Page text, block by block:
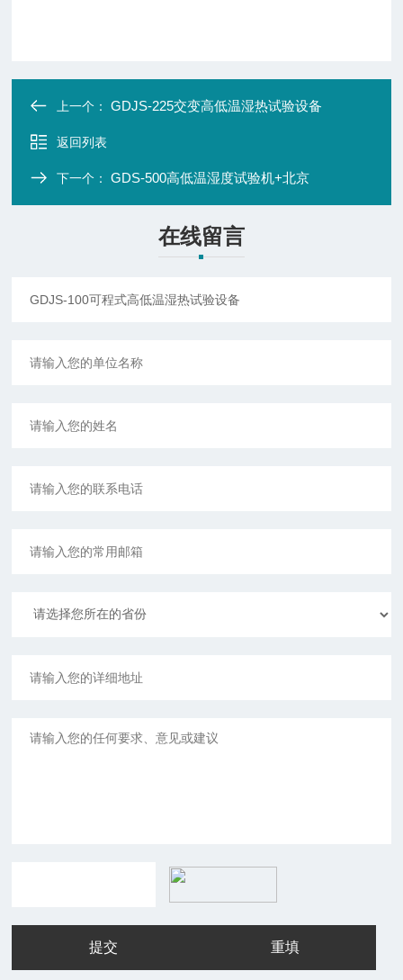
上一个：GDJS-225交变高低温湿热试验设备
返回列表
下一个：GDS-500高低温湿度试验机+北京
在线留言